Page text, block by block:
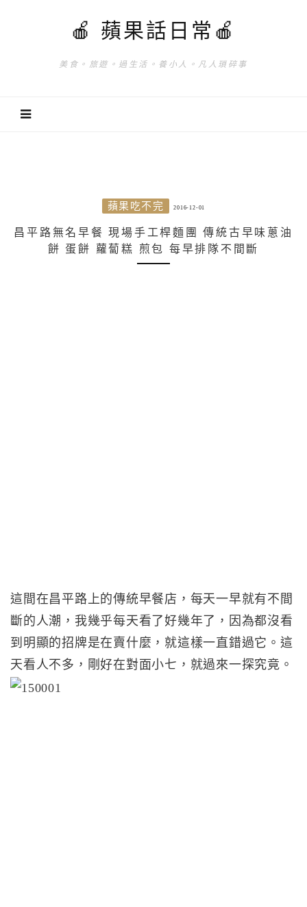
🍎 蘋果話日常🍎
美食。旅遊。過生活。養小人。凡人瑣碎事
蘋果吃不完 2016-12-01
昌平路無名早餐 現場手工桿麵團 傳統古早味蔥油
餅 蛋餅 蘿蔔糕 煎包 每早排隊不間斷
這間在昌平路上的傳統早餐店，每天一早就有不間
斷的人潮，我幾乎每天看了好幾年了，因為都沒看
到明顯的招牌是在賣什麼，就這樣一直錯過它。這
天看人不多，剛好在對面小七，就過來一探究竟。